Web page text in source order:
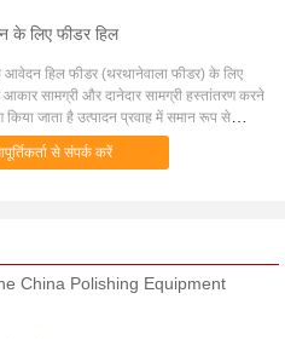
के लिए फीडर हिल
आवेदन हिल फीडर (थरथानेवाला फीडर) के लिए
सामग्री और दानेदार सामग्री हस्तांतरण करने
किया जाता है उत्पादन प्रवाह में समान रूप से
समय समय पर और लगातार और ...
से संपर्क करें
China Polishing Equipment